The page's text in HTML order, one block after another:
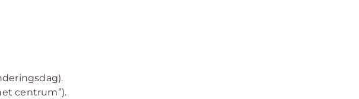
centrum”).